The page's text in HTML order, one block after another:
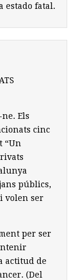
estado fatal.
Els
cinc
“Un
públics,
volen ser
per ser
actitud de
(Del